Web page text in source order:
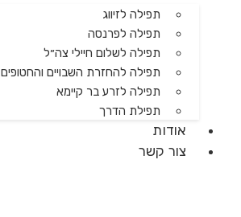
תפילה לזיווג
תפילה לפרנסה
תפילה לשלום חיילי צה״ל
תפילה להחזרת השבויים והחטופים
תפילה לזרע בר קיימא
תפילת הדרך
אודות
צור קשר